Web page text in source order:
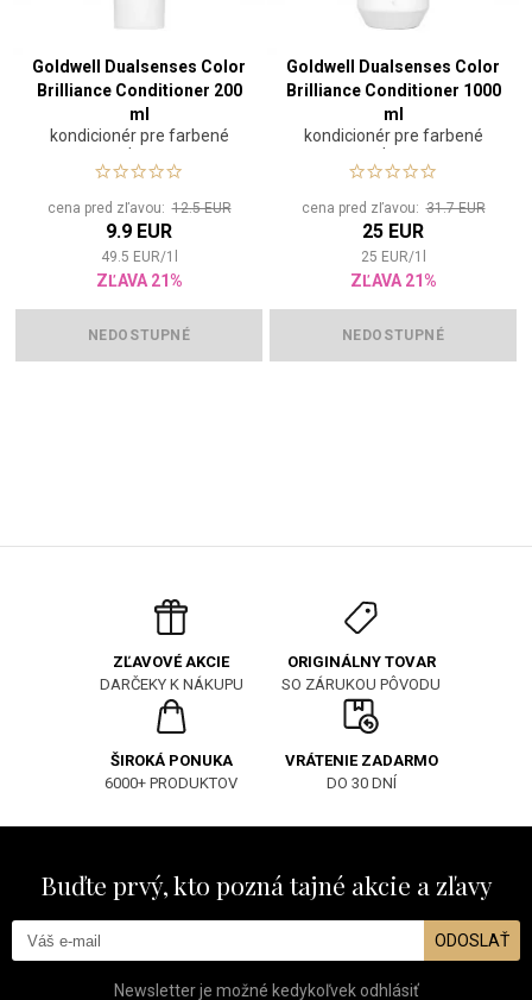
Goldwell Dualsenses Color
Brilliance Conditioner 200
ml
kondicionér pre farbené
vlasy
cena pred zľavou:12.5 EUR
9.9 EUR
49.5 EUR/1
ZĽAVA 21%
NEDOSTUPNÉ
Goldwell Dualsenses Color
Brilliance Conditioner 1000
ml
kondicionér pre farbené
vlasy
cena pred zľavou:31.7 EUR
25 EUR
25 EUR/1
ZĽAVA 21%
NEDOSTUPNÉ
ZĽAVOVÉ AKCIE
DARČEKY K NÁKUPU
ORIGINÁLNY TOVAR
SO ZÁRUKOU PÔVODU
ŠIROKÁ PONUKA
6000+ PRODUKTOV
VRÁTENIE ZADARMO
DO 30 DNÍ
Buďte prvý, kto pozná tajné akcie a zľavy
ODOSLAŤ
Newsletter je možné kedykoľvek odhlásiť